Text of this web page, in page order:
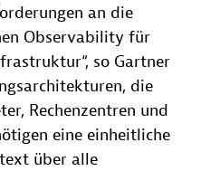
an die
Observability für
so Gartner
die
Rechenzentren und
eine einheitliche
über alle